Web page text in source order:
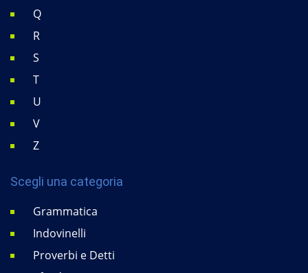
Q
R
S
T
U
V
Z
Scegli una categoria
Grammatica
Indovinelli
Proverbi e Detti